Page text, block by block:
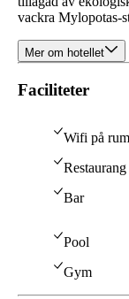
vackra Mylopotas-
Mer om hotellet
Faciliteter
Wifi på
Restaurang
Bar
Pool
Gym